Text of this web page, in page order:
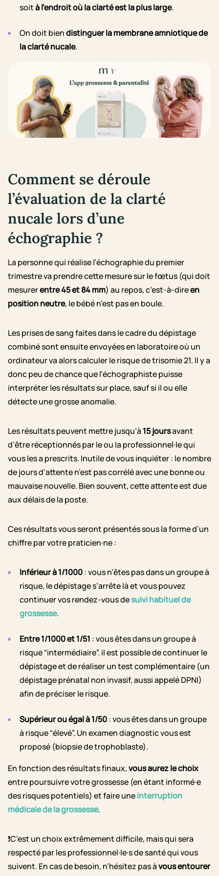
soità l’endroit où la clarté est la plus large.
On doit biendistinguer la membrane amniotique de
la clarté nucale.
Comment se déroule
l’évaluation de la clarté
nucale lors d’une
échographie ?
La personne qui réalise l’échographie du premier
trimestre va prendre cette mesure sur le fœtus (qui doit
mesurerentre 45 et 84 mm) au repos, c’est-à-direen
position neutre, le bébé n’est pas en boule.
Les prises de sang faites dans le cadre du dépistage
combiné sont ensuite envoyées en laboratoire où un
ordinateur va alors calculer le risque de trisomie 21. Il y a
donc peu de chance que l’échographiste puisse
interpréter les résultats sur place, sauf si il ou elle
détecte une grosse anomalie.
Les résultats peuvent mettre jusqu’à 15 joursavant
d’être réceptionnés par le ou la professionnel·le qui
vous les a prescrits. Inutile de vous inquiéter : le nombre
de jours d’attente n’est pas corrélé avec une bonne ou
mauvaise nouvelle. Bien souvent, cette attente est due
aux délais de la poste.
Ces résultats vous seront présentés sous la forme d’un
chiffre par votre praticien·ne :
Inférieur à 1/1000: vous n’êtes pas dans un groupe à
risque, le dépistage s’arrête là et vous pouvez
continuer vos rendez-vous desuivi habituel de
grossesse.
Entre 1/1000 et 1/51 : vous êtes dans un groupe à
risque “intermédiaire”. il est possible de continuer le
dépistage et de réaliser un test complémentaire (un
dépistage prénatal non invasif, aussi appelé DPNI)
afin de préciser le risque.
Supérieur ou égal à 1/50: vous êtes dans un groupe
à risque “élevé”. Un examen diagnostic vous est
proposé (biopsie de trophoblaste).
En fonction des résultats finaux,vous aurez le choix
entre poursuivre votre grossesse (en étant informé·e
des risques potentiels) et faire uneinterruption
médicale de la grossesse.
❗C’est un choix extrêmement difficile, mais qui sera
respecté par les professionnel·le·s de santé qui vous
suivent. En cas de besoin, n’hésitez pas àvous entourer